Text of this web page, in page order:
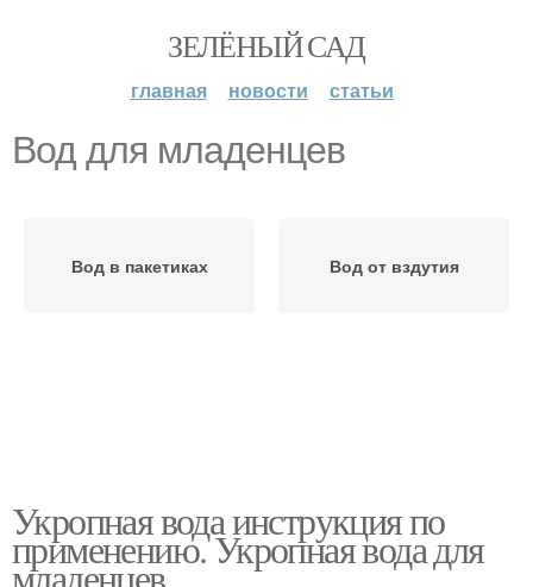
ЗЕЛЁНЫЙ САД
главная новости статьи
Вод для младенцев
Вод в пакетиках Вод от вздутия
Укропная вода инструкция по
применению. Укропная вода для